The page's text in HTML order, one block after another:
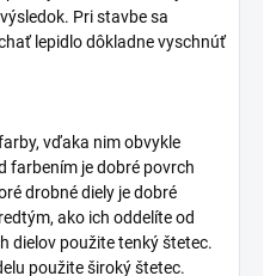
Pri stavbe sa
lepidlo dôkladne vyschnúť
vďaka nim obvykle
farbením je dobré povrch
drobné diely je dobré
ako ich oddelíte od
dielov použite tenký štetec.
použite široký štetec.